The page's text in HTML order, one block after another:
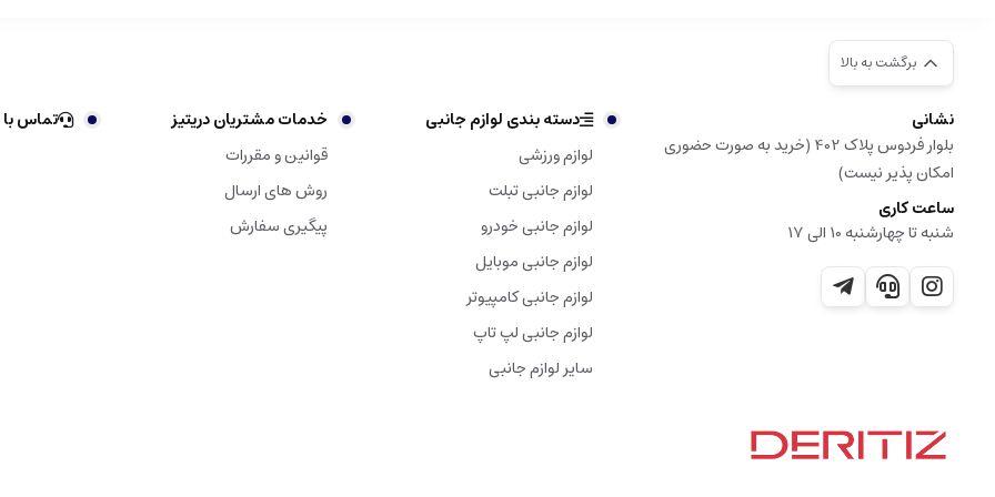
برگشت به بالا
نشانی
بلوار فردوس پلاک 402 (خرید به صورت حضوری
امکان پذیر نیست)
ساعت کاری
شنبه تا چهارشنبه 10 الی 17
دسته بندی لوازم جانبی
لوازم ورزشی
لوازم جانبی تبلت
لوازم جانبی خودرو
لوازم جانبی موبایل
لوازم جانبی کامپیوتر
لوازم جانبی لپ تاپ
سایر لوازم جانبی
خدمات مشتریان دریتیز
قوانین و مقررات
روش های ارسال
پیگیری سفارش
تماس با